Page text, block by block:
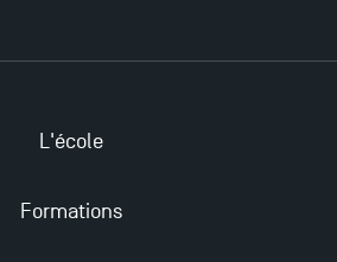
récompensés au classement
L'école
Formations